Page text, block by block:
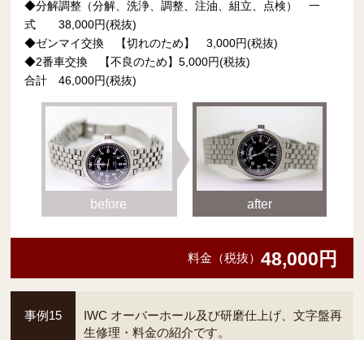
◆分解調整（分解、洗浄、調整、注油、組立、点検） 一
式 38,000円(税抜)
◆ゼンマイ交換 【切れのため】 3,000円(税抜)
◆2番車交換 【不良のため】5,000円(税抜)
合計 46,000円(税抜)
before after
料金（税抜） 48,000円
事例15
IWC オーバーホール及び研磨仕上げ、文字盤再
生修理・料金の紹介です。